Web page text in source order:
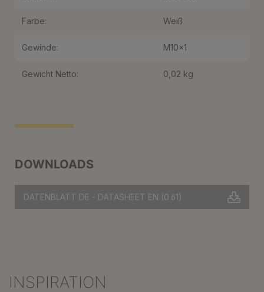
DOWNLOADS
DATENBLATT DE - DATASHEET EN (0.61)
Farbe: Weiß
Gewinde: M10x1
Gewicht Netto: 0,02 kg
Produktgalerie überspringen
INSPIRATION